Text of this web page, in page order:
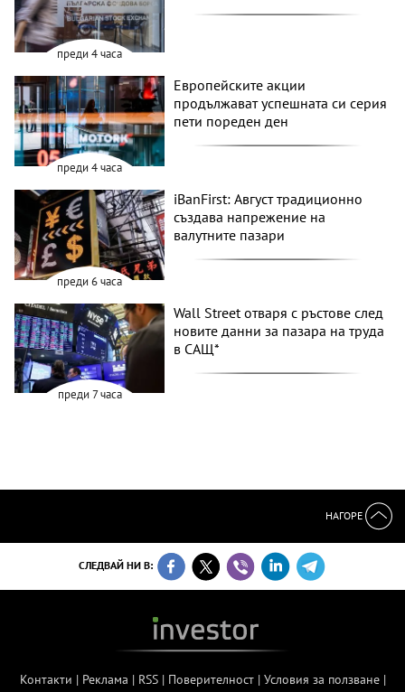
преди 4 часа
преди 4 часа
Европейските акции
продължават успешната си серия
пети пореден ден
преди 6 часа
iBanFirst: Август традиционно
създава напрежение на
валутните пазари
преди 7 часа
Wall Street отваря с ръстове след
новите данни за пазара на труда
в САЩ*
НАГОРЕ
СЛЕДВАЙ НИ В:
Контакти | Реклама | RSS| Поверителност| Условия за ползване|